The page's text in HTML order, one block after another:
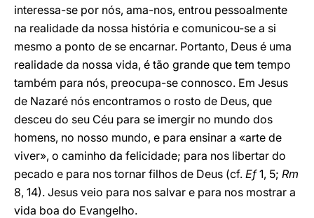
interessa-se por nós, ama-nos, entrou pessoalmente
na realidade da nossa história e comunicou-se a si
mesmo a ponto de se encarnar. Portanto, Deus é uma
realidade da nossa vida, é tão grande que tem tempo
também para nós, preocupa-se connosco. Em Jesus
de Nazaré nós encontramos o rosto de Deus, que
desceu do seu Céu para se imergir no mundo dos
homens, no nosso mundo, e para ensinar a «arte de
viver», o caminho da felicidade; para nos libertar do
pecado e para nos tornar filhos de Deus (cf. Ef1, 5; Rm
8, 14). Jesus veio para nos salvar e para nos mostrar a
vida boa do Evangelho.